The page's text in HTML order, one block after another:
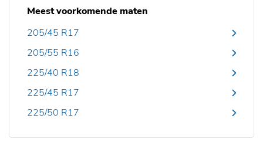
Meest voorkomende maten
205/45 R17
205/55 R16
225/40 R18
225/45 R17
225/50 R17